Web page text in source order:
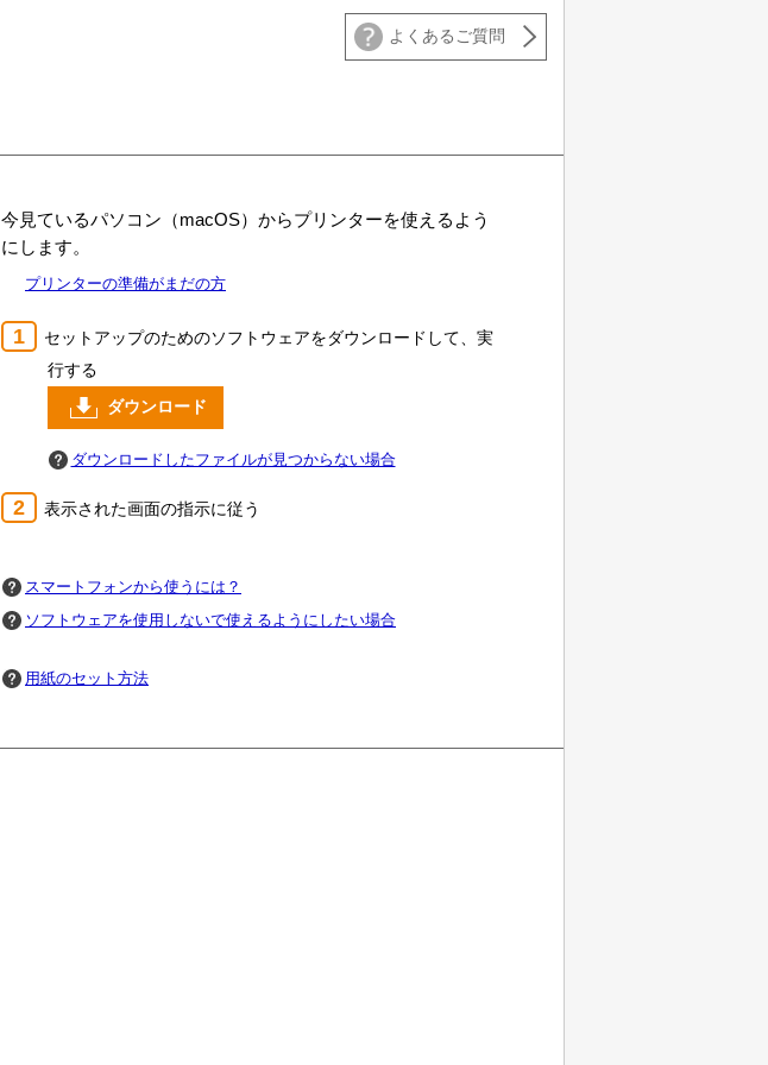
よくあるご質問
今見ているパソコン（macOS）からプリンターを使えるよう
にします。
プリンターの準備がまだの方
セットアップのためのソフトウェアをダウンロードして、実
行する
ダウンロード
ダウンロードしたファイルが見つからない場合
表示された画面の指示に従う
スマートフォンから使うには？
ソフトウェアを使用しないで使えるようにしたい場合
用紙のセット方法